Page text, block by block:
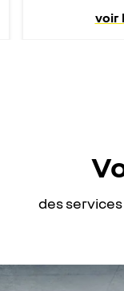
voir
des